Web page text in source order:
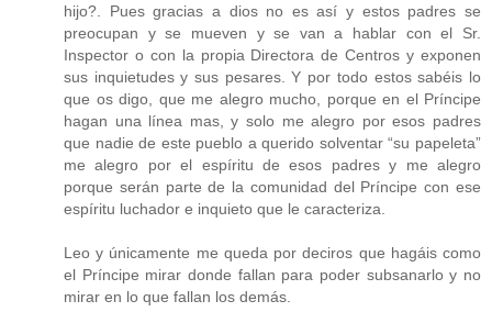
hijo?. Pues gracias a dios no es así y estos padres se
preocupan y se mueven y se van a hablar con el Sr.
Inspector o con la propia Directora de Centros y exponen
sus inquietudes y sus pesares. Y por todo estos sabéis lo
que os digo, que me alegro mucho, porque en el Príncipe
hagan una línea mas, y solo me alegro por esos padres
que nadie de este pueblo a querido solventar “su papeleta”
me alegro por el espíritu de esos padres y me alegro
porque serán parte de la comunidad del Príncipe con ese
espíritu luchador e inquieto que le caracteriza.
Leo y únicamente me queda por deciros que hagáis como
el Príncipe mirar donde fallan para poder subsanarlo y no
mirar en lo que fallan los demás.